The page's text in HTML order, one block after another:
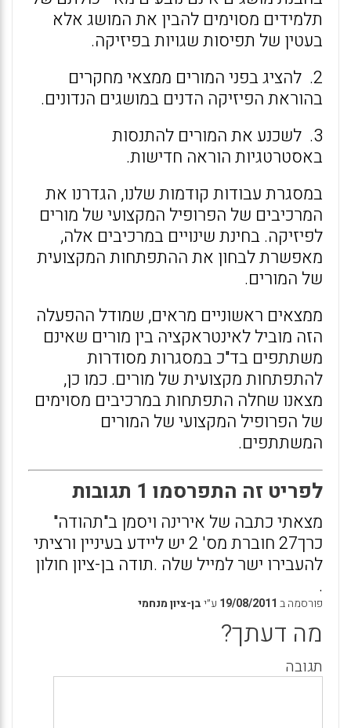
תלמידים מסוימים להבין את המושג אלא
בעטין של תפיסות שגויות בפיזיקה.
2. להציג בפני המורים ממצאי מחקרים
בהוראת הפיזיקה הדנים במושגים הנדונים.
3. לשכנע את המורים להתנסות
באסטרטגיות הוראה חדישות.
במסגרת עבודות קודמות שלנו, הגדרנו את
המרכיבים של הפרופיל המקצועי של מורים
לפיזיקה. בחינת שינויים במרכיבים אלה,
מאפשרת לבחון את ההתפתחות המקצועית
של המורים.
ממצאים ראשוניים מראים, שמודל ההפעלה
הזה מוביל לאינטראקציה בין מורים שאינם
משתתפים בד"כ במסגרות מסודרות
להתפתחות מקצועית של מורים. כמו כן,
מצאנו שחלה התפתחות במרכיבים מסוימים
של הפרופיל המקצועי של המורים
המשתתפים.
לפריט זה התפרסמו 1 תגובות
מצאתי כתבה של אירינה ויסמן ב"תהודה"
כרך27 חוברת מס' 2 יש ליידע בעיניין ורציתי
להעבירו ישר למייל שלה .תודה בן-ציון חולון
.
פורסמה ב 19/08/2011 ע״יבן-ציון מנחמי
מה דעתך?
תגובה